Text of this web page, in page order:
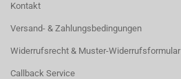
Kontakt
Versand- & Zahlungsbedingungen
Widerrufsrecht & Muster-Widerrufsformular
Callback Service